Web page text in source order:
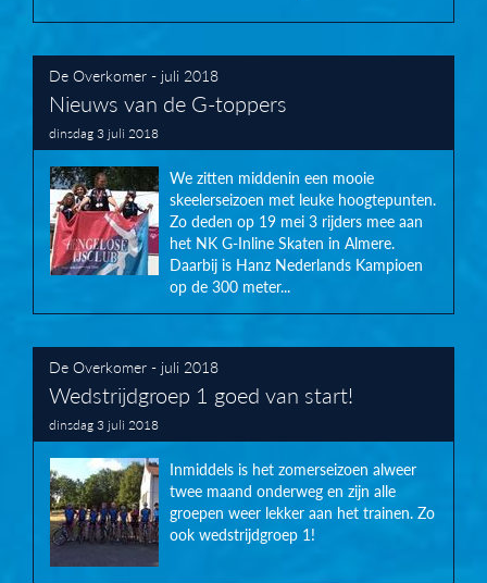
De Overkomer - juli 2018
Nieuws van de G-toppers
dinsdag 3 juli 2018
We zitten middenin een mooie
skeelerseizoen met leuke hoogtepunten.
Zo deden op 19 mei 3 rijders mee aan
het NK G-Inline Skaten in Almere.
Daarbij is Hanz Nederlands Kampioen
op de 300 meter...
De Overkomer - juli 2018
Wedstrijdgroep 1 goed van start!
dinsdag 3 juli 2018
Inmiddels is het zomerseizoen alweer
twee maand onderweg en zijn alle
groepen weer lekker aan het trainen. Zo
ook wedstrijdgroep 1!